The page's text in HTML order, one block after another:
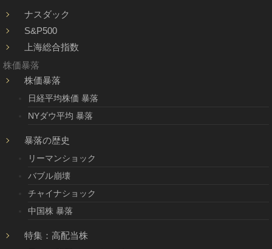
ナスダック
S&P500
上海総合指数
株価暴落
株価暴落
日経平均株価 暴落
NYダウ平均 暴落
暴落の歴史
リーマンショック
バブル崩壊
チャイナショック
中国株 暴落
特集：高配当株